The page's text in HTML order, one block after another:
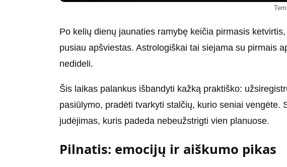
Po kelių dienų jaunaties ramybę keičia pirmasis
pusiau apšviestas. Astrologiškai tai siejama su pirmais
nedideli.
Šis laikas palankus išbandyti kažką praktiško:
pasiūlymo, pradėti tvarkyti stalčių, kurio seniai vengėte.
judėjimas, kuris padeda nebeužstrigti vien planuose.
Pilnatis: emocijų ir aiškumo pikas